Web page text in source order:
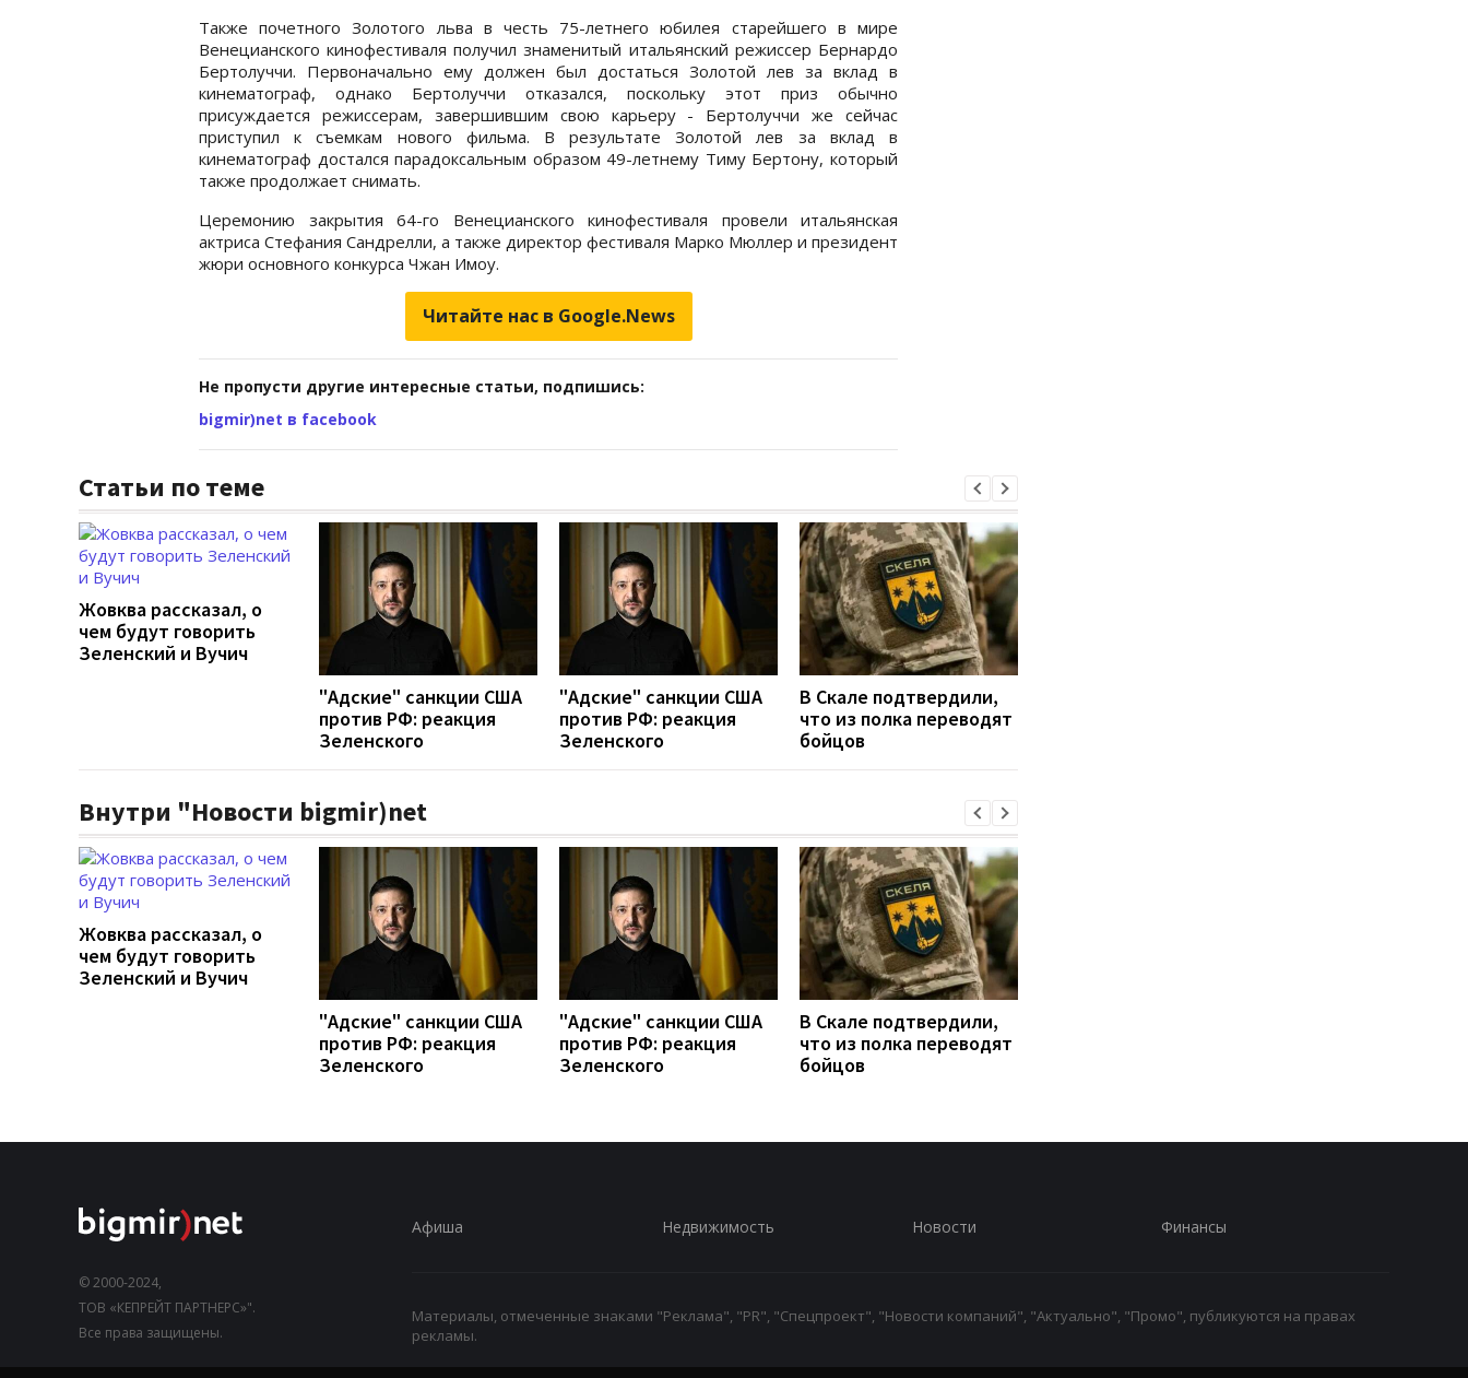
Также почетного Золотого льва в честь 75-летнего юбилея старейшего в мире
Венецианского кинофестиваля получил знаменитый итальянский режиссер Бернардо
Бертолуччи. Первоначально ему должен был достаться Золотой лев за вклад в
кинематограф, однако Бертолуччи отказался, поскольку этот приз обычно
присуждается режиссерам, завершившим свою карьеру - Бертолуччи же сейчас
приступил к съемкам нового фильма. В результате Золотой лев за вклад в
кинематограф достался парадоксальным образом 49-летнему Тиму Бертону, который
также продолжает снимать.
Церемонию закрытия 64-го Венецианского кинофестиваля провели итальянская
актриса Стефания Сандрелли, а также директор фестиваля Марко Мюллер и президент
жюри основного конкурса Чжан Имоу.
Читайте нас в Google.News
Не пропусти другие интересные статьи, подпишись:
bigmir)net в facebook
Статьи по теме
Жовква рассказал, о
чем будут говорить
Зеленский и Вучич
"Адские" санкции США
против РФ: реакция
Зеленского
"Адские" санкции США
против РФ: реакция
Зеленского
В Скале подтвердили,
что из полка переводят
бойцов
Внутри "Новости bigmir)net
Жовква рассказал, о
чем будут говорить
Зеленский и Вучич
"Адские" санкции США
против РФ: реакция
Зеленского
"Адские" санкции США
против РФ: реакция
Зеленского
В Скале подтвердили,
что из полка переводят
бойцов
© 2000-2024,
ТОВ «КЕПРЕЙТ ПАРТНЕРС»".
Все права защищены.
Афиша Недвижимость Новости Финансы
Материалы, отмеченные знаками "Реклама", "PR", "Спецпроект", "Новости компаний", "Актуально", "Промо", публикуются на правах
рекламы.